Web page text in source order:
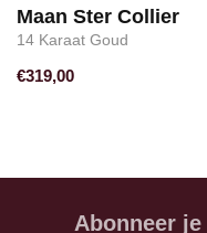
Maan Ster Collier
14 Karaat Goud
€319,00
Abonneer